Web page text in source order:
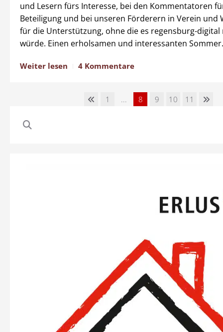
und Lesern fürs Interesse, bei den Kommentatoren
Beteiligung und bei unseren Förderern in Verein und
für die Unterstützung, ohne die es regensburg-digital
würde. Einen erholsamen und interessanten Sommer.
Weiter lesen 4 Kommentare
1 ... 8 9 10 11